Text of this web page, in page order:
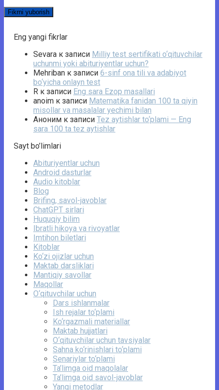
Eng yangi fikrlar
Sevara к записи Milliy test sertifikati o‘qituvchilar
uchunmi yoki abituriyentlar uchun?
Mehriban к записи 6-sinf ona tili va adabiyot
bo‘yicha onlayn test
R к записи Eng sara Ezop masallari
anoim к записи Matematika fanidan 100 ta qiyin
misollar va masalalar yechimi bilan
Аноним к записи Tez aytishlar to‘plami — Eng
sara 100 ta tez aytishlar
Sayt bo’limlari
Abituriyentlar uchun
Android dasturlar
Audio kitoblar
Blog
Brifing, savol-javoblar
ChatGPT sirlari
Huquqiy bilim
Ibratli hikoya va rivoyatlar
Imtihon biletlari
Kitoblar
Ko‘zi ojizlar uchun
Maktab darsliklari
Mantiqiy savollar
Maqollar
O‘qituvchilar uchun
Dars ishlanmalar
Ish rejalar to‘plami
Ko‘rgazmali materiallar
Maktab hujjatlari
O‘qituvchilar uchun tavsiyalar
Sahna ko‘rinishlari to‘plami
Senariylar to‘plami
Ta’limga oid maqolalar
Ta’limga oid savol-javoblar
Yangi metodlar